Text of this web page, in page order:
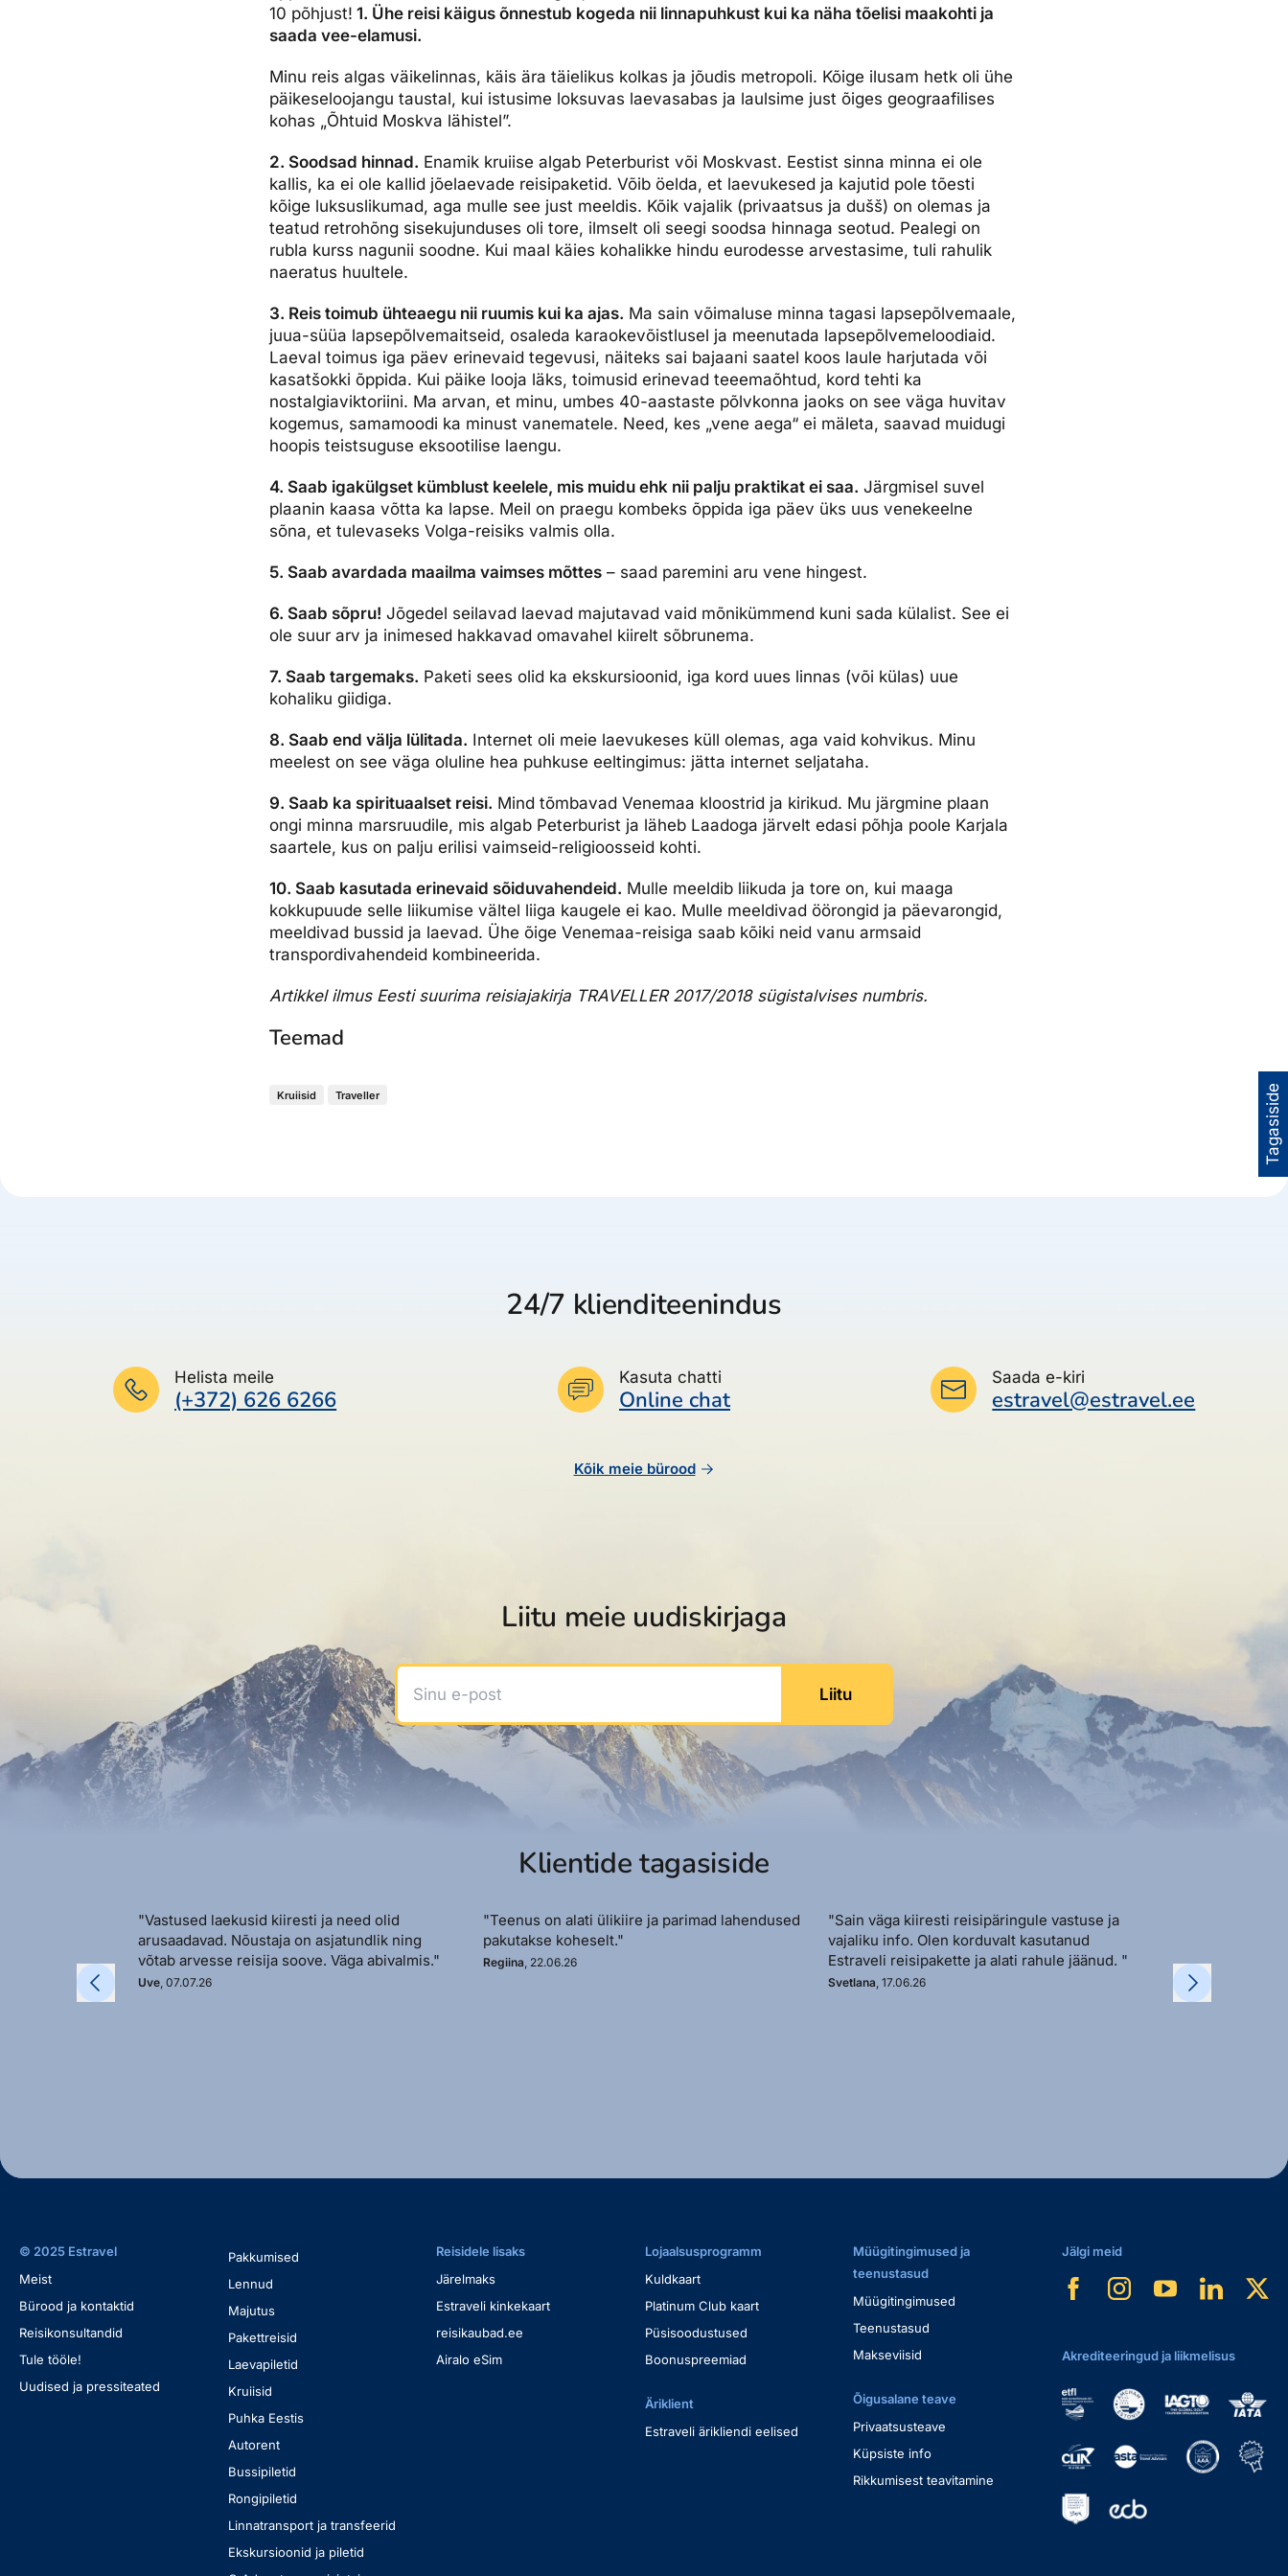
Ettevõttest, kontaktid, reisikonsultandi teenus, tule tööle, uudised...
Tagasiside
10 põhjust! 1. Ühe reisi käigus õnnestub kogeda nii linnapuhkust kui ka näha tõelisi maakohti ja
saada vee-elamusi.
Minu reis algas väikelinnas, käis ära täielikus kolkas ja jõudis metropoli. Kõige ilusam hetk oli ühe
päikeseloojangu taustal, kui istusime loksuvas laevasabas ja laulsime just õiges geograafilises
kohas „Õhtuid Moskva lähistel”.
2. Soodsad hinnad. Enamik kruiise algab Peterburist või Moskvast. Eestist sinna minna ei ole
kallis, ka ei ole kallid jõelaevade reisipaketid. Võib öelda, et laevukesed ja kajutid pole tõesti
kõige luksuslikumad, aga mulle see just meeldis. Kõik vajalik (privaatsus ja dušš) on olemas ja
teatud retrohõng sisekujunduses oli tore, ilmselt oli seegi soodsa hinnaga seotud. Pealegi on
rubla kurss nagunii soodne. Kui maal käies kohalikke hindu eurodesse arvestasime, tuli rahulik
naeratus huultele.
3. Reis toimub ühteaegu nii ruumis kui ka ajas. Ma sain võimaluse minna tagasi lapsepõlvemaale,
juua-süüa lapsepõlvemaitseid, osaleda karaokevõistlusel ja meenutada lapsepõlvemeloodiaid.
Laeval toimus iga päev erinevaid tegevusi, näiteks sai bajaani saatel koos laule harjutada või
kasatšokki õppida. Kui päike looja läks, toimusid erinevad teeemaõhtud, kord tehti ka
nostalgiaviktoriini. Ma arvan, et minu, umbes 40-aastaste põlvkonna jaoks on see väga huvitav
kogemus, samamoodi ka minust vanematele. Need, kes „vene aega“ ei mäleta, saavad muidugi
hoopis teistsuguse eksootilise laengu.
4. Saab igakülgset kümblust keelele, mis muidu ehk nii palju praktikat ei saa. Järgmisel suvel
plaanin kaasa võtta ka lapse. Meil on praegu kombeks õppida iga päev üks uus venekeelne
sõna, et tulevaseks Volga-reisiks valmis olla.
5. Saab avardada maailma vaimses mõttes – saad paremini aru vene hingest.
6. Saab sõpru! Jõgedel seilavad laevad majutavad vaid mõnikümmend kuni sada külalist. See ei
ole suur arv ja inimesed hakkavad omavahel kiirelt sõbrunema.
7. Saab targemaks. Paketi sees olid ka ekskursioonid, iga kord uues linnas (või külas) uue
kohaliku giidiga.
8. Saab end välja lülitada. Internet oli meie laevukeses küll olemas, aga vaid kohvikus. Minu
meelest on see väga oluline hea puhkuse eeltingimus: jätta internet seljataha.
9. Saab ka spirituaalset reisi. Mind tõmbavad Venemaa kloostrid ja kirikud. Mu järgmine plaan
ongi minna marsruudile, mis algab Peterburist ja läheb Laadoga järvelt edasi põhja poole Karjala
saartele, kus on palju erilisi vaimseid-religioosseid kohti.
10. Saab kasutada erinevaid sõiduvahendeid. Mulle meeldib liikuda ja tore on, kui maaga
kokkupuude selle liikumise vältel liiga kaugele ei kao. Mulle meeldivad öörongid ja päevarongid,
meeldivad bussid ja laevad. Ühe õige Venemaa-reisiga saab kõiki neid vanu armsaid
transpordivahendeid kombineerida.
Artikkel ilmus Eesti suurima reisiajakirja TRAVELLER 2017/2018 sügistalvises numbris.
Teemad
Kruiisid Traveller
24/7 klienditeenindus
Helista meile
(+372) 626 6266
Kasuta chatti
Online chat
Saada e-kiri
estravel@estravel.ee
Kõik meie bürood
Liitu meie uudiskirjaga
Sinu e-post
Liitu
Klientide tagasiside
"Vastused laekusid kiiresti ja need olid
arusaadavad. Nõustaja on asjatundlik ning
võtab arvesse reisija soove. Väga abivalmis."
Uve, 07.07.26
"Teenus on alati ülikiire ja parimad lahendused
pakutakse koheselt."
Regiina, 22.06.26
"Sain väga kiiresti reisipäringule vastuse ja
vajaliku info. Olen korduvalt kasutanud
Estraveli reisipakette ja alati rahule jäänud. "
Svetlana, 17.06.26
soovi korral. "
Kadi, 11.06.26
© 2025 Estravel
Meist
Bürood ja kontaktid
Reisikonsultandid
Tule tööle!
Uudised ja pressiteated
Pakkumised
Lennud
Majutus
Pakettreisid
Laevapiletid
Kruiisid
Puhka Eestis
Autorent
Bussipiletid
Rongipiletid
Linnatransport ja transfeerid
Ekskursioonid ja piletid
Reisidele lisaks
Järelmaks
Estraveli kinkekaart
reisikaubad.ee
Airalo eSim
Lojaalsusprogramm
Kuldkaart
Platinum Club kaart
Püsisoodustused
Boonuspreemiad
Äriklient
Estraveli ärikliendi eelised
Müügitingimused ja
teenustasud
Müügitingimused
Teenustasud
Makseviisid
Õigusalane teave
Privaatsusteave
Küpsiste info
Rikkumisest teavitamine
Jälgi meid
Akrediteeringud ja liikmelisus